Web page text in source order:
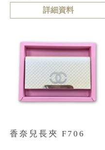
詳細資料
香奈兒長夾 F706